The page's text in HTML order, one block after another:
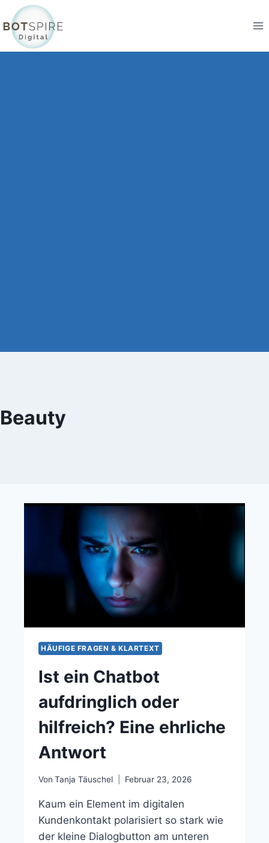
Beauty
HÄUFIGE FRAGEN & KLARTEXT
Ist ein Chatbot
aufdringlich oder
hilfreich? Eine ehrliche
Antwort
Von Tanja Täuschel Februar 23, 2026
Kaum ein Element im digitalen
Kundenkontakt polarisiert so stark wie
der kleine Dialogbutton am unteren